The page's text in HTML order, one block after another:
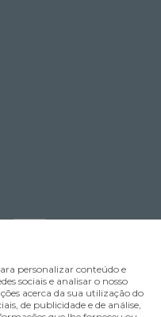
personalizar conteúdo e
sociais e analisar o nosso
acerca da sua utilização do
de publicidade e de análise,